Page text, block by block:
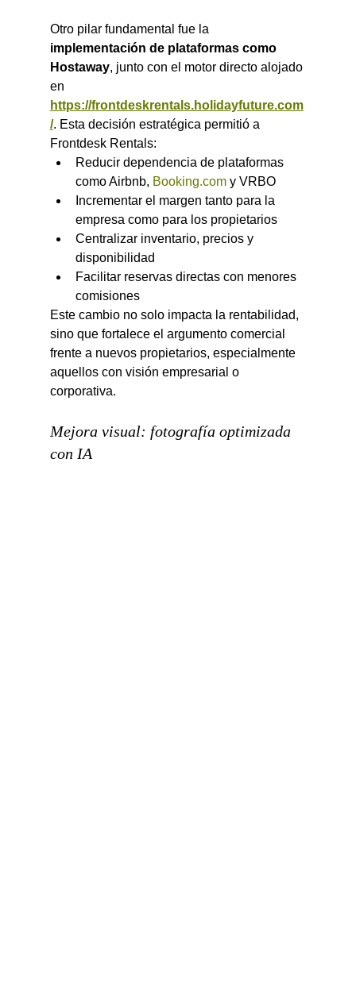
Otro pilar fundamental fue la
implementación de plataformas como
Hostaway, junto con el motor directo alojado
en
https://frontdeskrentals.holidayfuture.com
/. Esta decisión estratégica permitió a
Frontdesk Rentals:
Reducir dependencia de plataformas
como Airbnb, Booking.com y VRBO
Incrementar el margen tanto para la
empresa como para los propietarios
Centralizar inventario, precios y
disponibilidad
Facilitar reservas directas con menores
comisiones
Este cambio no solo impacta la rentabilidad,
sino que fortalece el argumento comercial
frente a nuevos propietarios, especialmente
aquellos con visión empresarial o
corporativa.
Mejora visual: fotografía optimizada
con IA